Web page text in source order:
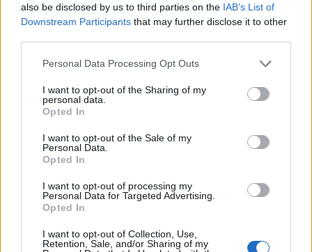
also be disclosed by us to third parties on the IAB’s List of
Downstream Participants that may further disclose it to other
Personal Data Processing Opt Outs
I want to opt-out of the Sharing of my
personal data.
Opted In
I want to opt-out of the Sale of my
Personal Data.
Opted In
I want to opt-out of processing my
Personal Data for Targeted Advertising.
Opted In
I want to opt-out of Collection, Use,
Retention, Sale, and/or Sharing of my
Η Volkswagen παρουσιάζει το νέο
T-Roc